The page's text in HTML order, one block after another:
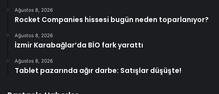
Ağustos 8, 2026
Rocket Companies hissesi bugün neden toparlanıyor?
Ağustos 8, 2026
İzmir Karabağlar’da BİO fark yarattı
Ağustos 8, 2026
Tablet pazarında ağır darbe: Satışlar düşüşte!